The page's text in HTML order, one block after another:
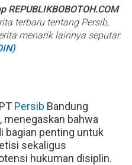
REPUBLIKBOBOTOH.COM
terbaru tentang Persib,
menarik lainnya seputar
Persib Bandung
menegaskan bahwa
bagian penting untuk
sekaligus
hukuman disiplin.